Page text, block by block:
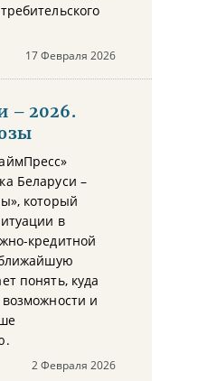
17 Февраля 2026
– 2026.
Беларуси –
который
в
кредитной
понять, куда
и
2 Февраля 2026